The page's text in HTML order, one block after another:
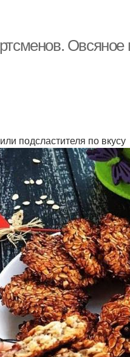
печения
из овсяной
муки
овсяное
печение
из геркулеса
Овсяное
подсластителя по вкусу